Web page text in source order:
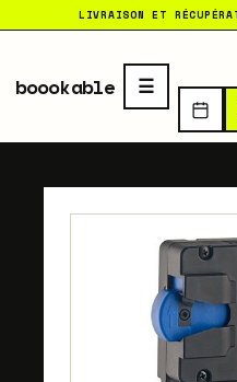
LIVRAISON ET
boookable